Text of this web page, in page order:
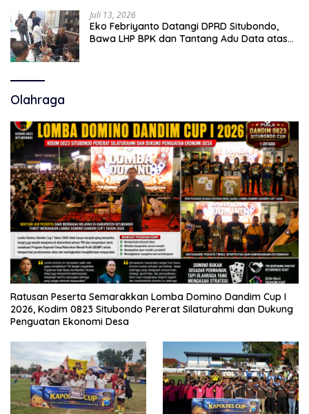
Juli 13, 2026
Eko Febriyanto Datangi DPRD Situbondo,
Bawa LHP BPK dan Tantang Adu Data atas
Olahraga
Ratusan Peserta Semarakkan Lomba Domino Dandim Cup I
2026, Kodim 0823 Situbondo Pererat Silaturahmi dan Dukung
Penguatan Ekonomi Desa